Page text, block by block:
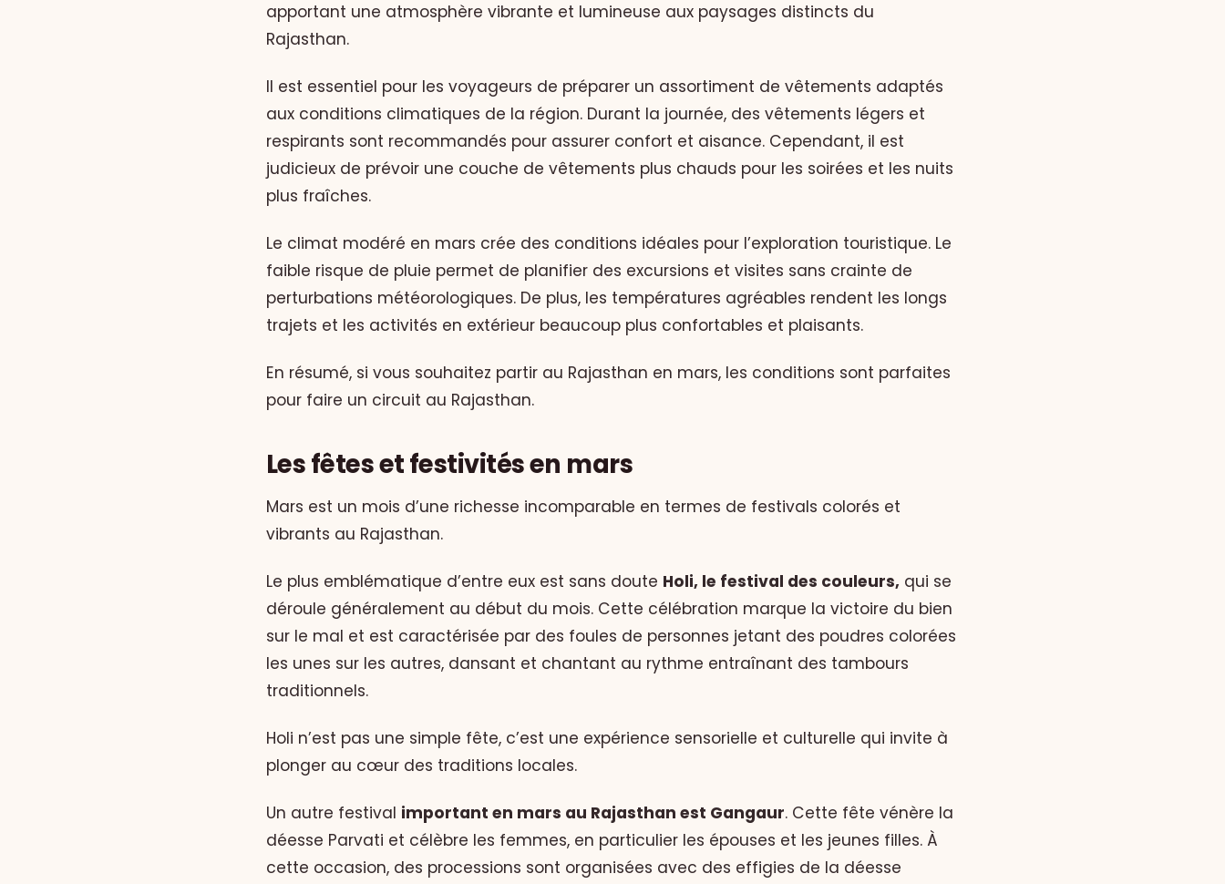
apportant une atmosphère vibrante et lumineuse aux paysages distincts du
Rajasthan.
Il est essentiel pour les voyageurs de préparer un assortiment de vêtements adaptés
aux conditions climatiques de la région. Durant la journée, des vêtements légers et
respirants sont recommandés pour assurer confort et aisance. Cependant, il est
judicieux de prévoir une couche de vêtements plus chauds pour les soirées et les nuits
plus fraîches.
Le climat modéré en mars crée des conditions idéales pour l’exploration touristique. Le
faible risque de pluie permet de planifier des excursions et visites sans crainte de
perturbations météorologiques. De plus, les températures agréables rendent les longs
trajets et les activités en extérieur beaucoup plus confortables et plaisants.
En résumé, si vous souhaitez partir au Rajasthan en mars, les conditions sont parfaites
pour faire un circuit au Rajasthan.
Les fêtes et festivités en mars
Mars est un mois d’une richesse incomparable en termes de festivals colorés et
vibrants au Rajasthan.
Le plus emblématique d’entre eux est sans doute Holi, le festival des couleurs, qui se
déroule généralement au début du mois. Cette célébration marque la victoire du bien
sur le mal et est caractérisée par des foules de personnes jetant des poudres colorées
les unes sur les autres, dansant et chantant au rythme entraînant des tambours
traditionnels.
Holi n’est pas une simple fête, c’est une expérience sensorielle et culturelle qui invite à
plonger au cœur des traditions locales.
Un autre festival important en mars au Rajasthan est Gangaur. Cette fête vénère la
déesse Parvati et célèbre les femmes, en particulier les épouses et les jeunes filles. À
cette occasion, des processions sont organisées avec des effigies de la déesse